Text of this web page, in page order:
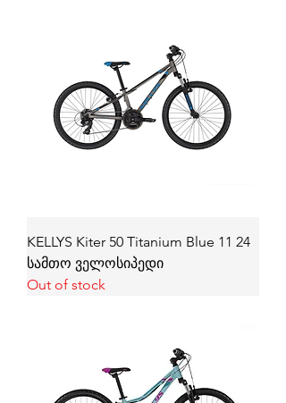
KELLYS Kiter 50 Titanium Blue 11 24
სამთო ველოსიპედი
Out of stock